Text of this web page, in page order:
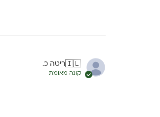
🇮🇱ריטה כ.
קונה מאומת